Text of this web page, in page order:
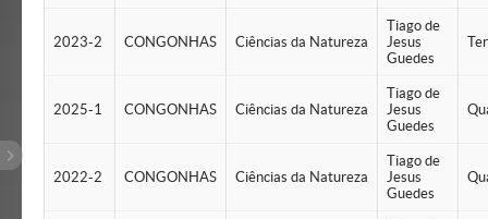
2023-2 CONGONHAS Ciências da Natureza
Tiago de
Jesus
Guedes
2025-1 CONGONHAS Ciências da Natureza
Tiago de
Jesus
Guedes
2022-2 CONGONHAS Ciências da Natureza
Tiago de
Jesus
Guedes